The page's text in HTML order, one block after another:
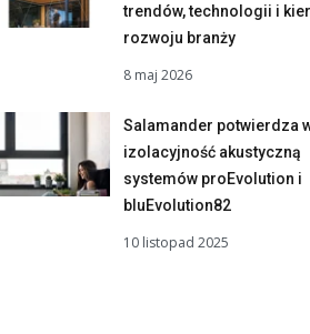
trendów, technologii i
rozwoju branży
8 maj 2026
Salamander potwierdza
izolacyjność akustyczną
systemów proEvolution i
bluEvolution82
10 listopad 2025